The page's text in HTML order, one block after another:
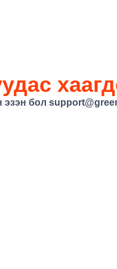
эзэн бол